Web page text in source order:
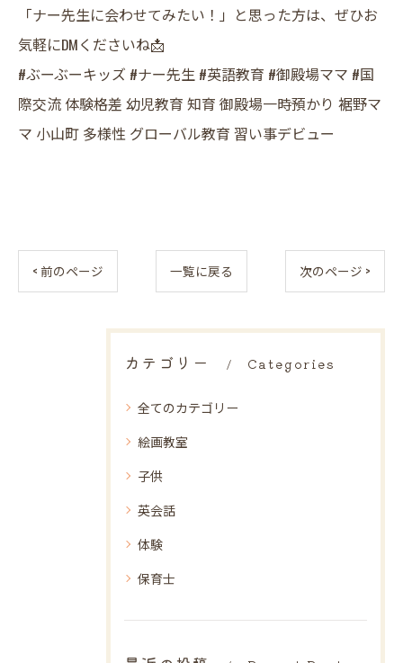
「ナー先生に会わせてみたい！」と思った方は、ぜひお
気軽にDMくださいね📩
​#ぶーぶーキッズ #ナー先生 #英語教育 #御殿場ママ #国
際交流 体験格差 幼児教育 知育 御殿場一時預かり 裾野マ
マ 小山町 多様性 グローバル教育 習い事デビュー
< 前のページ 一覧に戻る 次のページ >
カテゴリー Categories
全てのカテゴリー
絵画教室
子供
英会話
体験
保育士